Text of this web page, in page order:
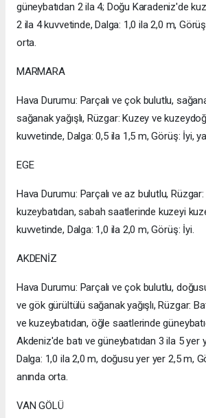
güneybatıdan 2 ila 4; Doğu Karadeniz'de
2 ila 4 kuvvetinde, Dalga: 1,0 ila 2,0 m,
orta.
MARMARA
Hava Durumu: Parçalı ve çok bulutlu,
sağanak yağışlı, Rüzgar: Kuzey ve
kuvvetinde, Dalga: 0,5 ila 1,5 m, Görüş: İyi,
EGE
Hava Durumu: Parçalı ve az bulutlu,
kuzeybatıdan, sabah saatlerinde kuzeyi
kuvvetinde, Dalga: 1,0 ila 2,0 m, Görüş: İyi.
AKDENİZ
Hava Durumu: Parçalı ve çok bulutlu,
ve gök gürültülü sağanak yağışlı, Rüzgar:
ve kuzeybatıdan, öğle saatlerinde
Akdeniz'de batı ve güneybatıdan 3 ila 5 yer
Dalga: 1,0 ila 2,0 m, doğusu yer yer 2,5 m,
anında orta.
VAN GÖLÜ